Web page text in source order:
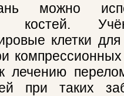
можно
костей.
клетки
лечению
при таких